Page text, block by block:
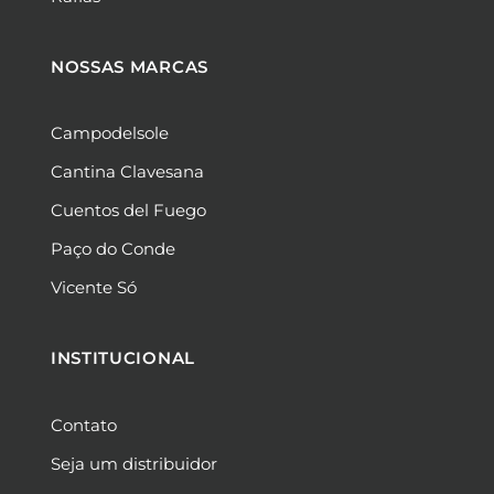
NOSSAS MARCAS
Campodelsole
Cantina Clavesana
Cuentos del Fuego
Paço do Conde
Vicente Só
INSTITUCIONAL
Contato
Seja um distribuidor